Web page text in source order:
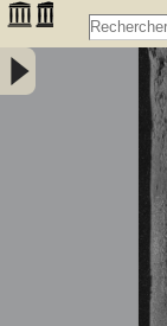
Tableau général du
puissances